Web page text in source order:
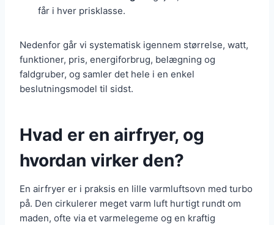
får i hver prisklasse.
Nedenfor går vi systematisk igennem størrelse, watt,
funktioner, pris, energiforbrug, belægning og
faldgruber, og samler det hele i en enkel
beslutningsmodel til sidst.
Hvad er en airfryer, og
hvordan virker den?
En airfryer er i praksis en lille varmluftsovn med turbo
på. Den cirkulerer meget varm luft hurtigt rundt om
maden, ofte via et varmelegeme og en kraftig